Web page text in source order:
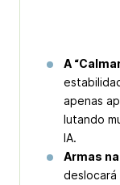
A
apenas
lutando
IA.
Armas
deslocará